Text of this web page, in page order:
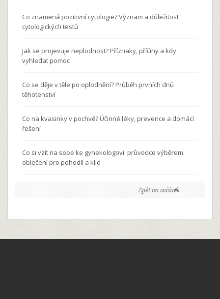
Co znamená pozitivní cytologie? Význam a důležitost
cytologických testů
Jak se projevuje neplodnost? Příznaky, příčiny a kdy
vyhledat pomoc
Co se děje v těle po oplodnění? Průběh prvních dnů
těhotenství
Co na kvasinky v pochvě? Účinné léky, prevence a domácí
řešení
Co si vzít na sebe ke gynekologovi: průvodce výběrem
oblečení pro pohodlí a klid
Zpět na začátek